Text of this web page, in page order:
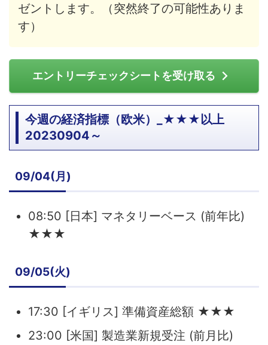
ゼントします。（突然終了の可能性ありま
す）
エントリーチェックシートを受け取る
今週の経済指標（欧米）_★★★以上
20230904～
09/04(月)
08:50 [日本] マネタリーベース (前年比)
★★★
09/05(火)
17:30 [イギリス] 準備資産総額 ★★★
23:00 [米国] 製造業新規受注 (前月比)